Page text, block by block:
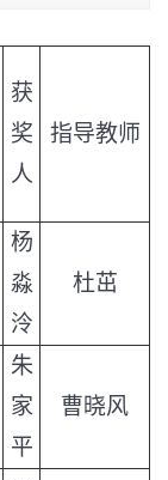
获
奖
人
指导教师
杨
淼
泠
杜茁
朱
家
平
曹晓风